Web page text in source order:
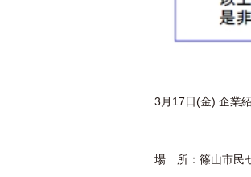
3月17日(金) 企業
場 所：篠山市民